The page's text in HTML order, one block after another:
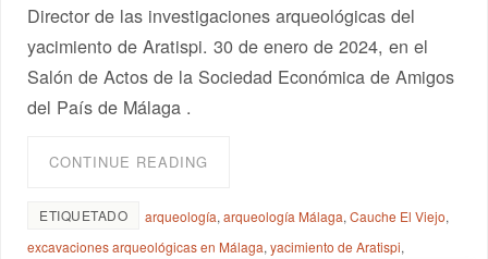
Director de las investigaciones arqueológicas del
yacimiento de Aratispi. 30 de enero de 2024, en el
Salón de Actos de la Sociedad Económica de Amigos
del País de Málaga .
CONTINUE READING
ETIQUETADO arqueología,arqueología Málaga,Cauche El Viejo,
excavaciones arqueológicas en Málaga,yacimiento de Aratispi,